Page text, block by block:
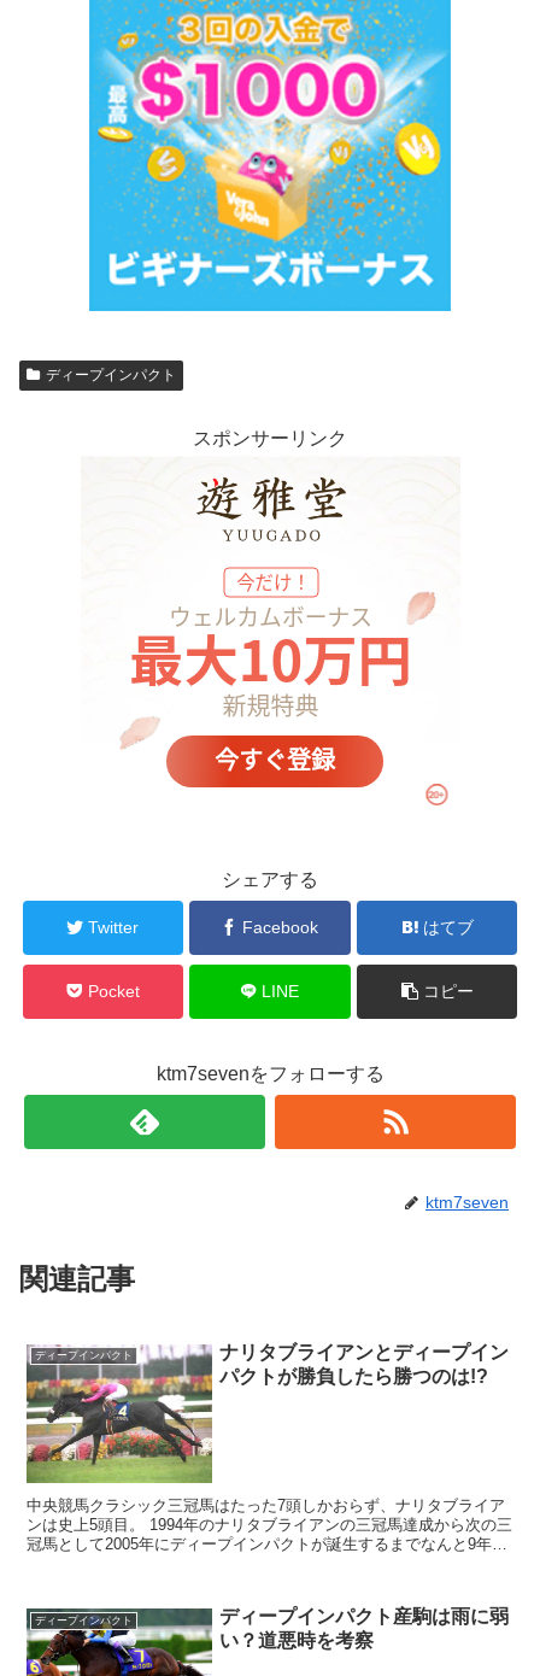
ディープインパクト
スポンサーリンク
シェアする
Twitter Facebook はてブ
Pocket LINE コピー
ktm7sevenをフォローする
ktm7seven
関連記事
ディープインパクト
ナリタブライアンとディープイン
パクトが勝負したら勝つのは!?
中央競馬クラシック三冠馬はたった7頭しかおらず、ナリタブライア
ンは史上5頭目。 1994年のナリタブライアンの三冠馬達成から次の三
冠馬として2005年にディープインパクトが誕生するまでなんと9年の
ディープインパクト
ディープインパクト産駒は雨に弱
い？道悪時を考察